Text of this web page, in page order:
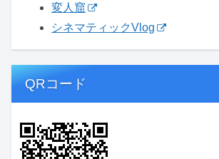
変人窟
シネマティックVlog
QRコード